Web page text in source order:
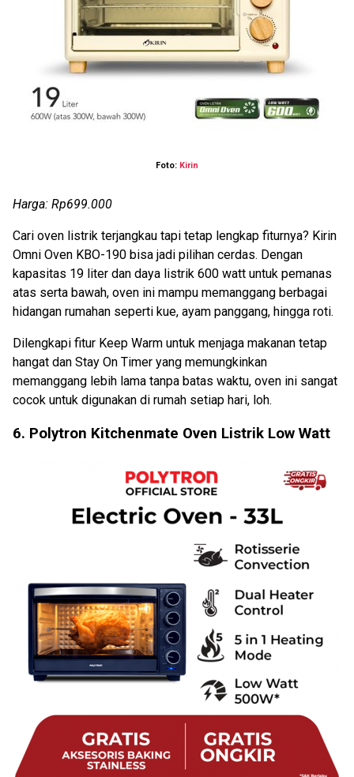
Foto: Kirin
Harga: Rp699.000
Cari oven listrik terjangkau tapi tetap lengkap fiturnya? Kirin
Omni Oven KBO-190 bisa jadi pilihan cerdas. Dengan
kapasitas 19 liter dan daya listrik 600 watt untuk pemanas
atas serta bawah, oven ini mampu memanggang berbagai
hidangan rumahan seperti kue, ayam panggang, hingga roti.
Dilengkapi fitur Keep Warm untuk menjaga makanan tetap
hangat dan Stay On Timer yang memungkinkan
memanggang lebih lama tanpa batas waktu, oven ini sangat
cocok untuk digunakan di rumah setiap hari, loh.
6. Polytron Kitchenmate Oven Listrik Low Watt